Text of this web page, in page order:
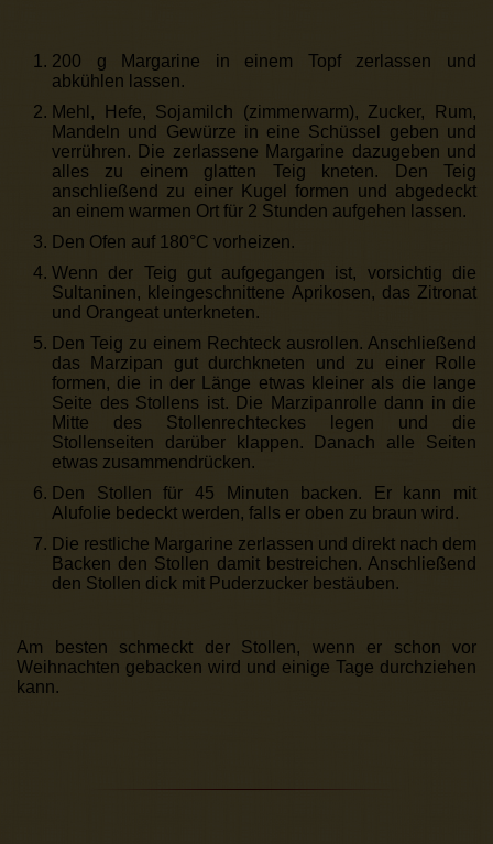
200 g Margarine in einem Topf zerlassen und
abkühlen lassen.
Mehl, Hefe, Sojamilch (zimmerwarm), Zucker, Rum,
Mandeln und Gewürze in eine Schüssel geben und
verrühren. Die zerlassene Margarine dazugeben und
alles zu einem glatten Teig kneten. Den Teig
anschließend zu einer Kugel formen und abgedeckt
an einem warmen Ort für 2 Stunden aufgehen lassen.
Den Ofen auf 180°C vorheizen.
Wenn der Teig gut aufgegangen ist, vorsichtig die
Sultaninen, kleingeschnittene Aprikosen, das Zitronat
und Orangeat unterkneten.
Den Teig zu einem Rechteck ausrollen. Anschließend
das Marzipan gut durchkneten und zu einer Rolle
formen, die in der Länge etwas kleiner als die lange
Seite des Stollens ist. Die Marzipanrolle dann in die
Mitte des Stollenrechteckes legen und die
Stollenseiten darüber klappen. Danach alle Seiten
etwas zusammendrücken.
Den Stollen für 45 Minuten backen. Er kann mit
Alufolie bedeckt werden, falls er oben zu braun wird.
Die restliche Margarine zerlassen und direkt nach dem
Backen den Stollen damit bestreichen. Anschließend
den Stollen dick mit Puderzucker bestäuben.
Am besten schmeckt der Stollen, wenn er schon vor
Weihnachten gebacken wird und einige Tage durchziehen
kann.